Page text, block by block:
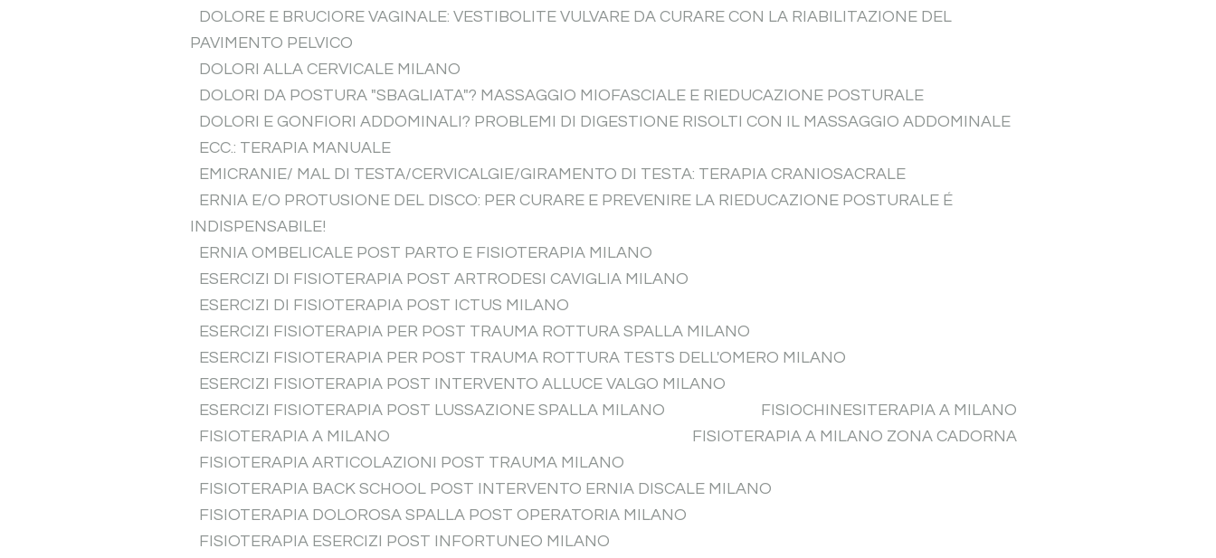
DOLORE E BRUCIORE VAGINALE: VESTIBOLITE VULVARE DA CURARE CON LA RIABILITAZIONE DEL
PAVIMENTO PELVICO
DOLORI ALLA CERVICALE MILANO
DOLORI DA POSTURA "SBAGLIATA"? MASSAGGIO MIOFASCIALE E RIEDUCAZIONE POSTURALE
DOLORI E GONFIORI ADDOMINALI? PROBLEMI DI DIGESTIONE RISOLTI CON IL MASSAGGIO ADDOMINALE
ECC.: TERAPIA MANUALE
EMICRANIE/ MAL DI TESTA/CERVICALGIE/GIRAMENTO DI TESTA: TERAPIA CRANIOSACRALE
ERNIA E/O PROTUSIONE DEL DISCO: PER CURARE E PREVENIRE LA RIEDUCAZIONE POSTURALE É
INDISPENSABILE!
ERNIA OMBELICALE POST PARTO E FISIOTERAPIA MILANO
ESERCIZI DI FISIOTERAPIA POST ARTRODESI CAVIGLIA MILANO
ESERCIZI DI FISIOTERAPIA POST ICTUS MILANO
ESERCIZI FISIOTERAPIA PER POST TRAUMA ROTTURA SPALLA MILANO
ESERCIZI FISIOTERAPIA PER POST TRAUMA ROTTURA TESTS DELL'OMERO MILANO
ESERCIZI FISIOTERAPIA POST INTERVENTO ALLUCE VALGO MILANO
ESERCIZI FISIOTERAPIA POST LUSSAZIONE SPALLA MILANO
FISIOCHINESITERAPIA A MILANO
FISIOTERAPIA A MILANO
FISIOTERAPIA A MILANO ZONA CADORNA
FISIOTERAPIA ARTICOLAZIONI POST TRAUMA MILANO
FISIOTERAPIA BACK SCHOOL POST INTERVENTO ERNIA DISCALE MILANO
FISIOTERAPIA DOLOROSA SPALLA POST OPERATORIA MILANO
FISIOTERAPIA ESERCIZI POST INFORTUNEO MILANO